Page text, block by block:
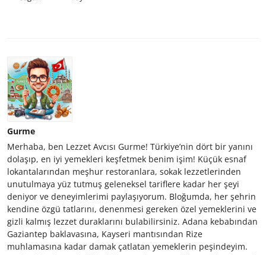
Gurme
Merhaba, ben Lezzet Avcısı Gurme! Türkiye’nin dört bir yanını
dolaşıp, en iyi yemekleri keşfetmek benim işim! Küçük esnaf
lokantalarından meşhur restoranlara, sokak lezzetlerinden
unutulmaya yüz tutmuş geleneksel tariflere kadar her şeyi
deniyor ve deneyimlerimi paylaşıyorum. Bloğumda, her şehrin
kendine özgü tatlarını, denenmesi gereken özel yemeklerini ve
gizli kalmış lezzet duraklarını bulabilirsiniz. Adana kebabından
Gaziantep baklavasına, Kayseri mantısından Rize
muhlamasına kadar damak çatlatan yemeklerin peşindeyim.